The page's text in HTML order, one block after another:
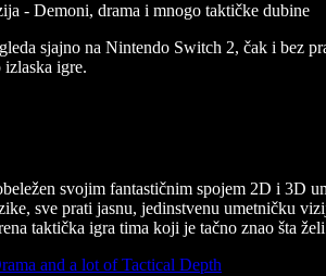
sjajno na Nintendo Switch 2, čak i bez
igre.
svojim fantastičnim spojem 2D i 3D
sve prati jasnu, jedinstvenu umetničku
taktička igra tima koji je tačno znao šta
and a lot of Tactical Depth